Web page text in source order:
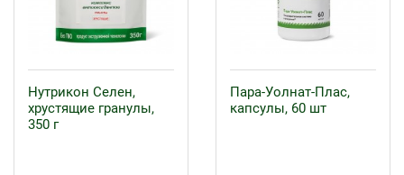
Нутрикон Селен,
хрустящие гранулы,
350 г
Пара-Уолнат-Плас,
капсулы, 60 шт